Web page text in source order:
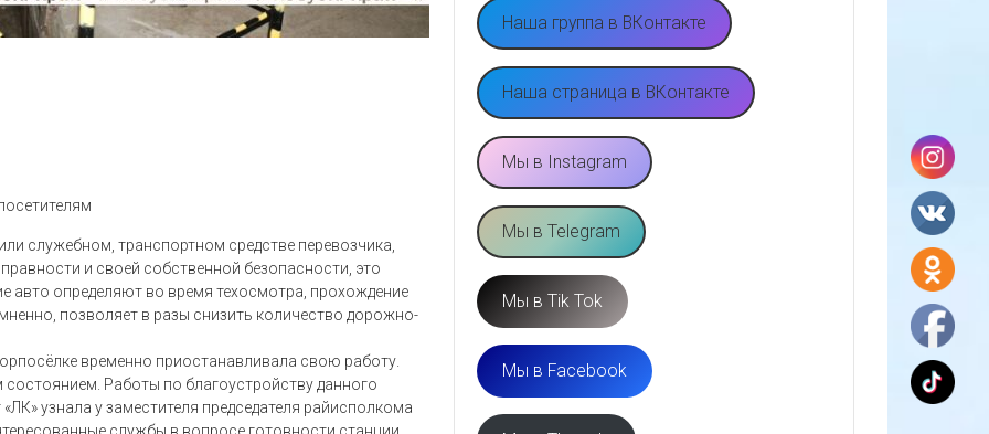
служебном, транспортном средстве перевозчика,
и своей собственной безопасности, это
авто определяют во время техосмотра, прохождение
позволяет в разы снизить количество дорожно-
временно приостанавливала свою работу.
Работы по благоустройству данного
узнала у заместителя председателя райисполкома
службы в вопросе готовности станции.
Наша группа в ВКонтакте
Наша страница в ВКонтакте
Мы в Instagram
Мы в Telegram
Мы в Tik Tok
Мы в Facebook